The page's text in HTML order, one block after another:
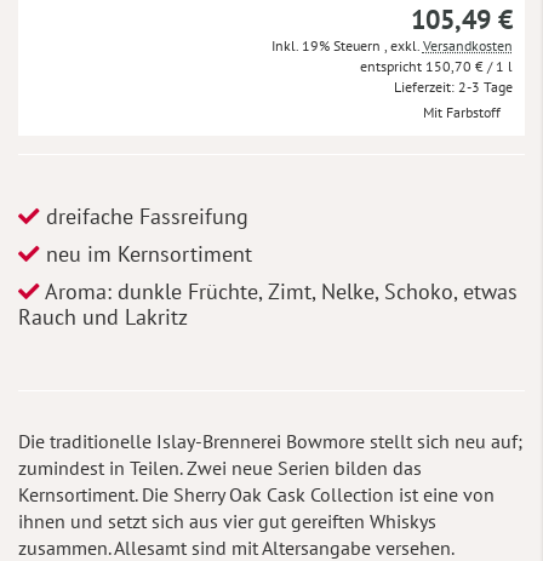
105,49 €
Inkl. 19% Steuern exkl. Versandkosten
150,70 € / 1 l
Lieferzeit 2-3 Tage
Mit Farbstoff
dreifache Fassreifung
neu im Kernsortiment
Aroma: dunkle Früchte, Zimt, Nelke, Schoko, etwas
Rauch und Lakritz
Die traditionelle Islay-Brennerei Bowmore stellt sich neu auf;
zumindest in Teilen. Zwei neue Serien bilden das
Kernsortiment. Die Sherry Oak Cask Collection ist eine von
ihnen und setzt sich aus vier gut gereiften Whiskys
zusammen. Allesamt sind mit Altersangabe versehen.